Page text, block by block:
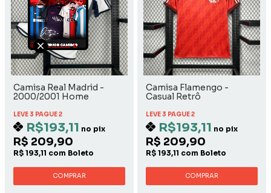
Camisa Real Madrid -
2000/2001 Home
LEVE 3 PAGUE 2
R$193,11 no pix
R$ 209,90
R$ 193,11 com Boleto
COMPRAR
Camisa Flamengo -
Casual Retrô
LEVE 3 PAGUE 2
R$193,11 no pix
R$ 209,90
R$ 193,11 com Boleto
COMPRAR